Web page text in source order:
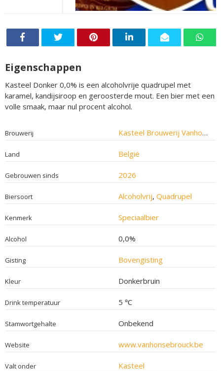
Eigenschappen
Kasteel Donker 0,0% is een alcoholvrije quadrupel met
karamel, kandijsiroop en geroosterde mout. Een bier met een
volle smaak, maar nul procent alcohol.
Brouwerij Kasteel Brouwerij Vanhonsebrouck
Land België
Gebrouwen sinds 2026
Biersoort Alcoholvrij, Quadrupel
Kenmerk Speciaalbier
Alcohol 0,0%
Gisting Bovengisting
Kleur Donkerbruin
Drink temperatuur 5 ℃
Stamwortgehalte Onbekend
Website www.vanhonsebrouck.be
Valt onder Kasteel